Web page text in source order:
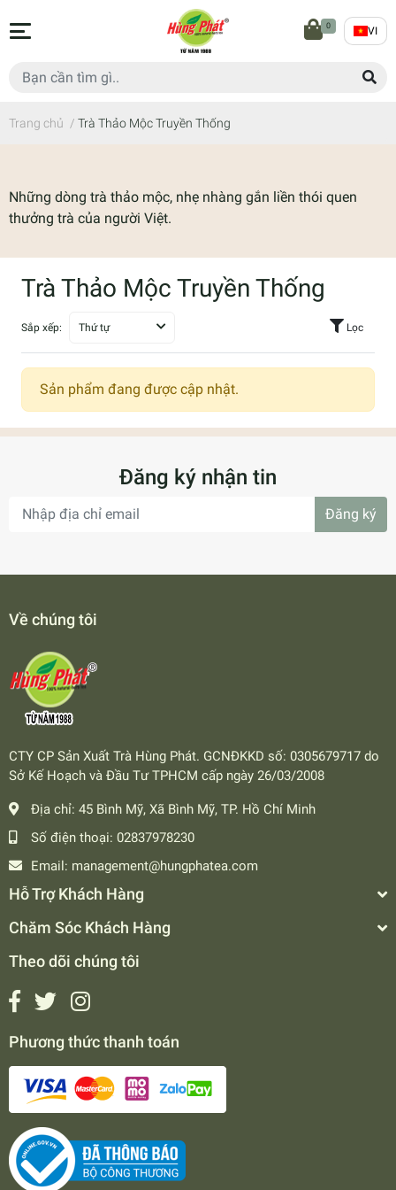
0 VI
Trang chủ / Trà Thảo Mộc Truyền Thống
Những dòng trà thảo mộc, nhẹ nhàng gắn liền thói quen
thưởng trà của người Việt.
Trà Thảo Mộc Truyền Thống
Sắp xếp: Thứ tự Lọc
Sản phẩm đang được cập nhật.
Đăng ký nhận tin
Đăng ký
Về chúng tôi
CTY CP Sản Xuất Trà Hùng Phát. GCNĐKKD số: 0305679717 do
Sở Kế Hoạch và Đầu Tư TPHCM cấp ngày 26/03/2008
Địa chỉ: 45 Bình Mỹ, Xã Bình Mỹ, TP. Hồ Chí Minh
Số điện thoại: 02837978230
Email: management@hungphatea.com
Hỗ Trợ Khách Hàng
Chăm Sóc Khách Hàng
Theo dõi chúng tôi
Phương thức thanh toán